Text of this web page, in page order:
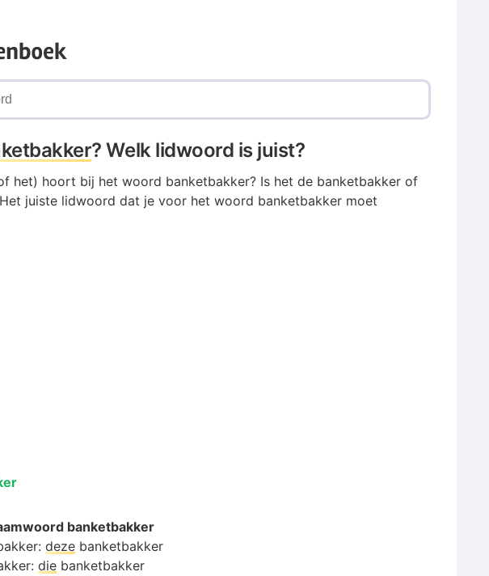
? Welk lidwoord is juist?
het) hoort bij het woord banketbakker? Is het de banketbakker of
juiste lidwoord dat je voor het woord banketbakker moet
banketbakker
deze banketbakker
die banketbakker